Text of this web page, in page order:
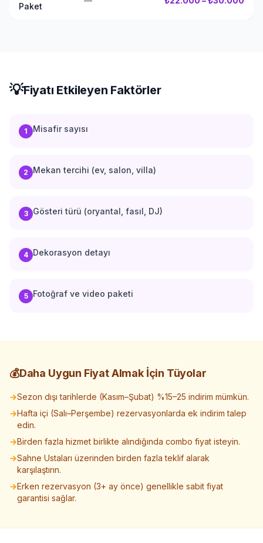
Paket
💡Fiyatı Etkileyen Faktörler
1 Misafir sayısı
2 Mekan tercihi (ev, salon, villa)
3 Gösteri türü (oryantal, fasıl, DJ)
4 Dekorasyon detayı
5 Fotoğraf ve video paketi
💰Daha Uygun Fiyat Almak İçin Tüyolar
→Sezon dışı tarihlerde (Kasım–Şubat) %15–25 indirim mümkün.
→Hafta içi (Salı–Perşembe) rezervasyonlarda ek indirim talep
edin.
→Birden fazla hizmet birlikte alındığında combo fiyat isteyin.
→Sahne Ustaları üzerinden birden fazla teklif alarak
karşılaştırın.
→Erken rezervasyon (3+ ay önce) genellikle sabit fiyat
garantisi sağlar.